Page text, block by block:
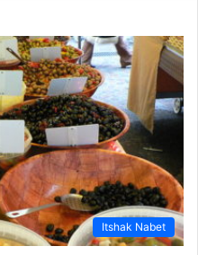
Itshak Nabet